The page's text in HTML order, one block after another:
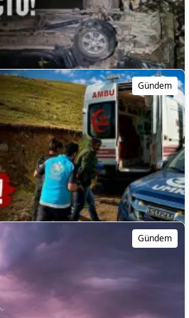
Araç Dereye Uçtu: 3 Yaralı
Gündem
Zehirlenmesi
Gündem